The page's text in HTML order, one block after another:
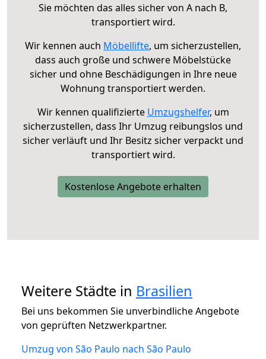
Sie möchten das alles sicher von A nach B,
transportiert wird.
Wir kennen auch Möbellifte, um sicherzustellen,
dass auch große und schwere Möbelstücke
sicher und ohne Beschädigungen in Ihre neue
Wohnung transportiert werden.
Wir kennen qualifizierte Umzugshelfer, um
sicherzustellen, dass Ihr Umzug reibungslos und
sicher verläuft und Ihr Besitz sicher verpackt und
transportiert wird.
Kostenlose Angebote erhalten
Weitere Städte in Brasilien
Bei uns bekommen Sie unverbindliche Angebote
von geprüften Netzwerkpartner.
Umzug von São Paulo nach São Paulo